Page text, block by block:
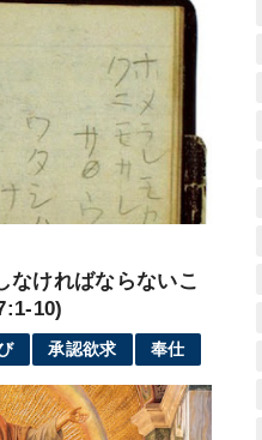
ければならないこ
10)
承認欲求 奉仕